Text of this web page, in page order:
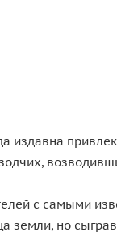
издавна
с самыми
земли, но